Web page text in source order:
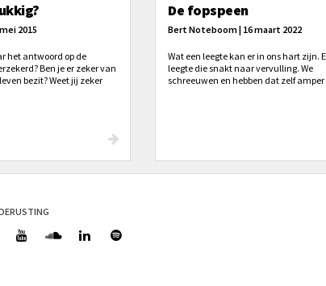
2015
het antwoord op de
Ben je er zeker van
bezit? Weet jij zeker
De fopspeen
Bert Noteboom | 16 maart 2022
Wat een leegte kan er in ons hart zijn.
leegte die snakt naar vervulling. We
schreeuwen en hebben dat zelf amper